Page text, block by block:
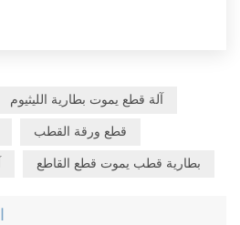
آلة قطع يموت بطارية الليثيوم
قطع ورقة القطب
بطارية قطب يموت قطع القاطع